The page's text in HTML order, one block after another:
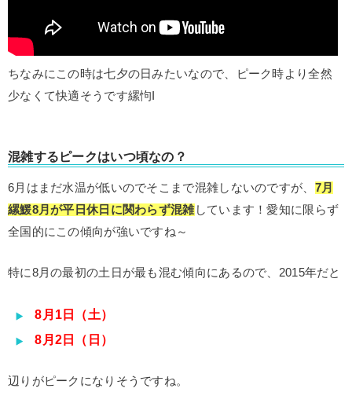
ちなみにこの時は七夕の日みたいなので、ピーク時より全然
少なくて快適そうです縲怐I
混雑するピークはいつ頃なの？
6月はまだ水温が低いのでそこまで混雑しないのですが、 7月
縲鰀8月が平日休日に関わらず混雑しています！愛知に限らず
全国的にこの傾向が強いですね～
特に8月の最初の土日が最も混む傾向にあるので、2015年だと
8月1日（土）
8月2日（日）
辺りがピークになりそうですね。